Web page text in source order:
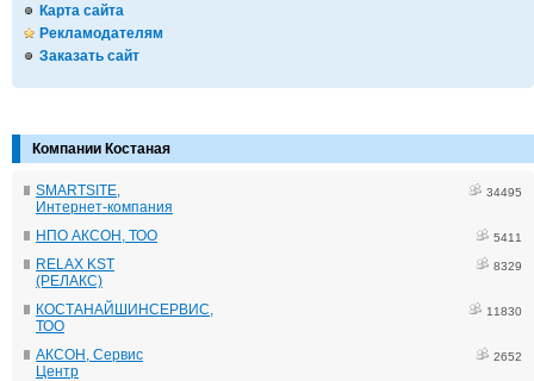
Карта сайта
Рекламодателям
Заказать сайт
Компании Костаная
SMARTSITE,
Интернет-компания
34495
НПО АКСОН, ТОО 5411
RELAX KST
(РЕЛАКС)
8329
КОСТАНАЙШИНСЕРВИС,
ТОО
11830
АКСОН, Сервис
Центр
2652